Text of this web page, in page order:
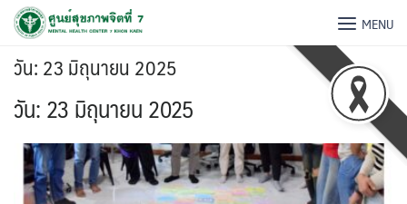
MENU
วัน:23 มิถุนายน 2025
วัน:23 มิถุนายน 2025